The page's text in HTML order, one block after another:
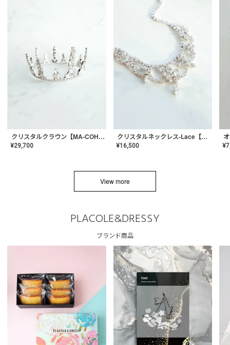
クリスタルクラウン【MA-COHD-01】韓国風クラウン/ウェディングクラウン/ティアラ
¥29,700
クリスタルネックレス-Lace【MA-CONL-02】
¥16,500 ¥
View more
PLACOLE&DRESSY
ブランド商品